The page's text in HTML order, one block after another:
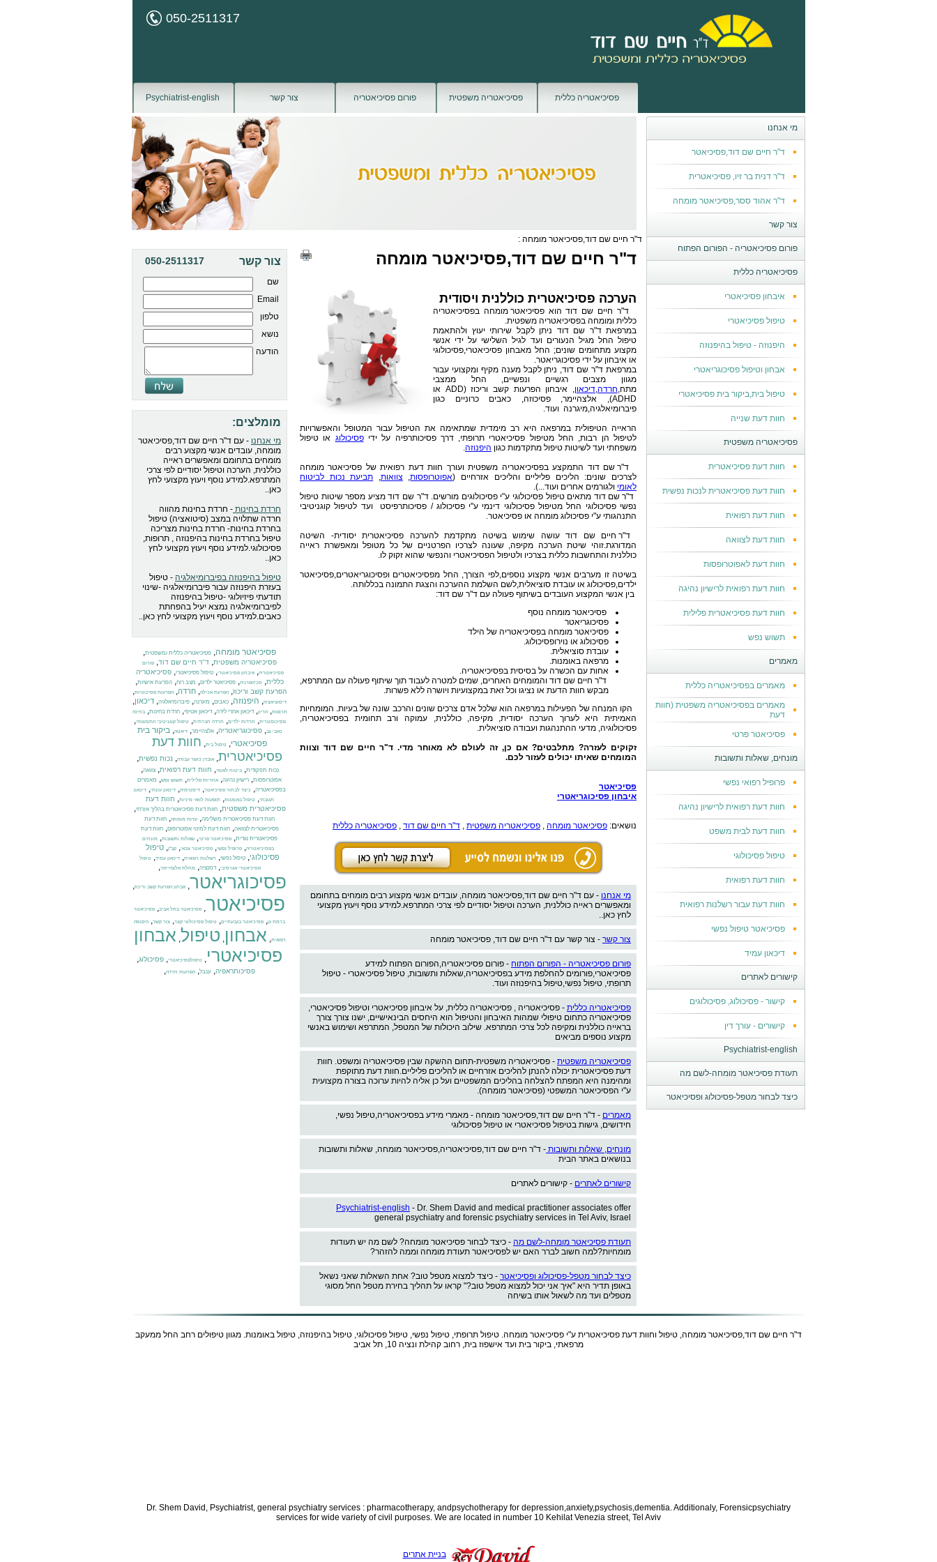
050-2511317
פסיכיאטריה כללית פסיכיאטריה משפטית פורום פסיכיאטריה צור קשר Psychiatrist-english
מי אנחנו
ד"ר חיים שם דוד,פסיכיאטר
ד"ר דנית בר זיו, פסיכיאטרית
ד"ר אהוד ססר,פסיכיאטר מומחה
צור קשר
פורום פסיכיאטריה - הפורום הפתוח
פסיכיאטריה כללית
איבחון פסיכיאטרי
טיפול פסיכיאטרי
היפנוזה - טיפול בהיפנוזה
אבחון וטיפול פסיכוגריאטרי
טיפול בית,ביקור בית פסיכיאטרי
חוות דעת שנייה
פסיכיאטריה משפטית
חוות דעת פסיכיאטרית
חוות דעת פסיכיאטרית לנכות נפשית
חוות דעת רפואית
חוות דעת לצוואה
חוות דעת לאפוטרופסות
חוות דעת רפואית לרישיון נהיגה
חוות דעת פסיכיאטרית פלילית
תשוש נפש
מאמרים
מאמרים בפסיכיאטריה כללית
מאמרים בפסיכיאטריה משפטית (חוות
דעת
פסיכיאטר פרטי
מונחים, שאלות ותשובות
פרופיל רפואי נפשי
חוות דעת רפואית לרישיון נהיגה
חוות דעת לבית משפט
טיפול פסיכולוגי
חוות דעת רפואית
חוות דעת עבור רשלנות רפואית
פסיכיאטר טיפול נפשי
דיכאון עמיד
קישורים לאתרים
קישור - פסיכולוג, פסיכולוגים
קישורים - עורך דין
Psychiatrist-english
תעודת פסיכיאטר מומחה-לשם מה
כיצד לבחור מטפל-פסיכולוג ופסיכיאטר
ד"ר חיים שם דוד,פסיכיאטר מומחה :
ד"ר חיים שם דוד,פסיכיאטר מומחה
הערכה פסיכיאטרית כוללנית ויסודית
ד"ר חיים שם דוד הואפסיכיאטר מומחה בפסיכיאטריה
כללית ומומחה בפסיכיאטריה משפטית.
במרפאת ד"ר שם דוד ניתן לקבל שירותי יעוץ ולהתאמת
טיפול החל מגיל הנעורים ועד לגיל השלישי על ידי אנשי
מקצוע מתחומים שונים; החל מאבחון פסיכיאטרי,פסיכולוגי
או איבחון על ידי פסיכוגריאטר.
במרפאת ד"ר שם דוד, ניתן לקבל מענה מקיף ומקצועי עבור
מגוון מצבים רגשיים ונפשיים, החל ממצבי
מתח,חרדה,דיכאון
, איבחון הפרעות קשב וריכוז (ADD או
ADHD), אלצהיימר, פסיכוזה, כאבים כרוניים כגון
פיברומיאלגיה,מיגרנה ועוד.
הראייה הטיפולית במרפאה היא רב מימדית שמתאימה את הטיפול עבור המטופל והאפשרויות
לטיפול הן רבות, החל מטיפול פסיכיאטרי תרופתי, דרך פסיכותרפיה על ידיפסיכולוג או טיפול
משפחתי ועד לשיטות טיפול מתקדמות כגון היפנוזה.
ד"ר שם דוד התמקצע בפסיכיאטריה משפטית ועורך חוות דעת רפואית של פסיכיאטר מומחה
לצרכים שונים: הליכים פליליים והליכים אזרחיים (אפוטרופסות, צוואות, תביעת נכות לביטוח
לאומי ולגורמים אחרים ועוד...).
ד"ר שם דוד מתאים טיפול פסיכולוגי ע"י פסיכולוגים מורשים. ד"ר שם דוד מציע מספר שיטות טיפול
נפשי פסיכולוגי החל מטיפול פסיכולוגי דינמי ע"י פסיכולוג / פסיכותרפיסט ועד לטיפול קוגניטיבי
התנהגותי ע"י פסיכולוג מומחה או פסיכיאטר.
ד"ר חיים שם דוד עושה שימוש בשיטה מתקדמת להערכה פסיכיאטרית יסודית- השיטה
המדורגת.זוהי שיטת הערכה מקיפה, שעונה לצרכיו הפרטניים של כל מטופל ומאפשרת ראייה
כוללנית והתחשבות כללית בצרכיו ולטיפול הפסיכיאטרי והנפשי שהוא זקוק לו.
בשיטה זו מערבים אנשי מקצוע נוספים,לפי הצורך, החל מפסיכיאטרים ופסיכוגריאטרים,פסיכיאטר
ילדים,פסיכולוג או עובדת סוציאלית,לשם השלמת ההערכה והצגת התמונה בכללותה.
בין אנשי המקצוע העובדים בשיתוף פעולה עם ד"ר שם דוד:
פסיכיאטר מומחה נוסף
פסיכוגריאטר
פסיכיאטר מומחה בפסיכיאטריה של הילד
פסיכולוג או נוירופסיכולוג.
עובדת סוציאלית.
מרפאה באומנות.
אחות עם הכשרה על בסיסית בפסיכיאטריה.
ד"ר חיים שם דוד והמומחים האחרים, שמים למטרה לעבוד תוך שיתוף פעולה עם המתרפא,
מבקש חוות הדעת או נציגו וכל זאת במקצועיות ויושרה ללא פשרות.
הקו המנחה של הפעילות במרפאה הוא שלכל אדם צרכים שונים והרכב שונה של בעיות. המומחיות
האמיתית היא לערוך הערכה יסודית, מקיפה, כוללנית, עמוקה ורב תחומית בפסיכיאטריה,
פסיכולוגיה, מדעי ההתנהגות ועבודה סוציאלית.
זקוקים לעזרה? מתלבטים? אם כן, זה לעולם לא מאוחר מדי. ד"ר חיים שם דוד וצוות
המומחים שאיתו יכולים לעזור לכם.
פסיכיאטר
איבחון פסיכוגריאטרי
נושאים: פסיכיאטר מומחה , פסיכיאטריה משפטית , ד"ר חיים שם דוד , פסיכיאטריה כללית
מי אנחנו - עם ד"ר חיים שם דוד,פסיכיאטר מומחה, עובדים אנשי מקצוע רבים מומחים בתחומם
ומאפשרים ראייה כוללנית, הערכה וטיפול יסודיים לפי צרכי המתרפא.למידע נוסף ויעוץ מקצועי
לחץ כאן..
צור קשר - צור קשר עם ד"ר חיים שם דוד, פסיכיאטר מומחה
פורום פסיכיאטריה - הפורום הפתוח - פורום פסיכיאטריה,הפורום הפתוח למידע
פסיכיאטרי,פורומים להחלפת מידע בפסיכיאטריה,שאלות ותשובות, טיפול פסיכיאטרי - טיפול
תרופתי, טיפול נפשי,טיפול בהיפנוזה ועוד.
פסיכיאטריה כללית - פסיכיאטריה , פסיכיאטריה כללית, על איבחון פסיכיאטרי וטיפול פסיכיאטרי,
פסיכיאטריה כתחום טיפולי שמהות האיבחון והטיפול הוא היחסים הבינאישיים, ישנו צורך צורך
בראייה כוללנית ומקיפה לכל צרכי המתרפא. שילוב היכולות של המטפל, המתרפא ושימוש באנשי
מקצוע נוספים מביאים
פסיכיאטריה משפטית - פסיכיאטריה משפטית-תחום ההשקה שבין פסיכיאטריה ומשפט. חוות
דעת פסיכיאטרית יכולה להנתן להליכים אזרחיים או להליכים פליליים.חוות דעת מתוקפת
ומהימנה היא המפתח להצלחה בהליכים המשפטיים ועל כן אליה להיות ערוכה בצורה מקצועית
ע"י הפסיכיאטר המשפטי (פסיכיאטר מומחה).
מאמרים - ד"ר חיים שם דוד,פסיכיאטר מומחה - מאמרי מידע בפסיכיאטריה,טיפול נפשי,
חידושים, גישות בטיפול פסיכיאטרי או טיפול פסיכולוגי
מונחים, שאלות ותשובות - ד"ר חיים שם דוד,פסיכיאטריה,פסיכיאטר מומחה, שאלות ותשובות
בנושאים באתר הבית
קישורים לאתרים - קישורים לאתרים
Psychiatrist-english - Dr. Shem David and medical practitioner associates offer
general psychiatry and forensic psychiatry services in Tel Aviv, Israel
תעודת פסיכיאטר מומחה-לשם מה - כיצד לבחור פסיכיאטר מומחה? לשם מה יש תעודות
מומחיות?למה חשוב לברר האם יש לפסיכיאטר תעודת מומחה וממה להזהר?
כיצד לבחור מטפל-פסיכולוג ופסיכיאטר - כיצד למצוא מטפל טוב? אחת השאלות שאני נשאל
באופן תדיר היא "איך אני יכול למצוא מטפל טוב?" קראו על תהליך בחירת מטפל החל מסוגי
מטפלים ועד מה לשאול אותו בשיחה
050-2511317 צור קשר
שם
Email
טלפון
נושא
הודעה
מומלצים:
מי אנחנו - עם ד"ר חיים שם דוד,פסיכיאטר
מומחה, עובדים אנשי מקצוע רבים
מומחים בתחומם ומאפשרים ראייה
כוללנית, הערכה וטיפול יסודיים לפי צרכי
המתרפא.למידע נוסף ויעוץ מקצועי לחץ
כאן..
חרדת בחינות - חרדת בחינות מהווה
חרדה שתלויה במצב (סיטואציה) טיפול
בחרדת בחינות- חרדת בחינות מצריכה
טיפול בחרדת בחינות בהיפנוזה , תרופות,
פסיכולוגי.למידע נוסף ויעוץ מקצועי לחץ
כאן..
טיפול בהיפנוזה בפיברומיאלגיה - טיפול
בעזרת היפנוזה עבור פיברומיאלגיה -שינוי
תודעתי פיזיולוגי -טיפול בהיפנוזה
לפיברומיאלגיה נמצא יעיל בהפחתת
כאבים.למידע נוסף ויעוץ מקצועי לחץ כאן..
פסיכיאטר מומחה, פסיכיאטריה כללית ומשפטית,
פסיכיאטריה משפטית, ד"ר חיים שם דוד, פורום
פסיכיאטריה,איבחון פסיכיאטרי,טיפול פסיכיאטרי,פסיכיאטריה
כללית, סכיזופרניה, פסיכיאטר ילדים, מצב רוח, הפרעת אישיות,
הפרעת קשב וריכוז, הפרעת אכילה, חרדה, הפרעות פסיכוטיות,
דיסוציאציה, היפנוזה, כאבים, מיגרנה, פיברומיאלגיה, דיכאון,
תרופות,הריון,דיכאון אחרי לידה,דיכאון אטיפי,חרדת בחינות,בחינה
פסיכומטרית, חרדות ילדים, חרדה חברתית,טיפול קוגניטיבי התנהגותי,
כאבי גב,פסיכוגריאטריה,אלצהיימר,דיאטה,ביקור בית
פסיכיאטרי, טיפול בית, חוות דעת
פסיכיאטרית, אובדן כושר עבודה, נכות נפשית,
נכות תפקודית,ביטוח לאומי, חוות דעת רפואית,צוואה,
אפוטרופסות, רישיון נהיגה, אחריות פלילית, תשוש נפש, מאמרים
בפסיכיאטריה,כיצד לבחור פסיכיאטר,דיסטימיה,דיכאון עונתי,דיכאון
תגובתי,טיפול באומנות,תופעות לוואי מיניות, חוות דעת
פסיכיאטרית משפטית,חוות דעת פסיכיאטרית בהליך אזרחי,
חוות דעת פסיכיאטרית משלימה, עדות מומחה, חוות דעת
פסיכיאטרית לצוואה,חוות דעת למינוי אפוטרופוס,חוות דעת
פסיכיאטרית נגדית,פסיכיאטר פרטי,שאלות ותשובות,מונחים
בפסיכיאטריה,פרופיל נפשי,פסיכיאטר צבאי,קב"ן,טיפול
פסיכולוגי, טיפול נפשי, רשלנות רפואית, דיכאון עמיד, טיפול
פסיכיאטרי אגרסיבי,דמנציה, מחלת אלצהיימר,
פסיכוגריאטר, אבחון הפרעת קשב וריכוז,
פסיכיאטר, פסיכיאטר בתל אביב, פסיכיאטר
ברמת גן, פסיכיאטר בגבעתיים, טיפול פסיכולוגי קצר, צור קשר, היפנוזה
רפואית, אבחון, טיפול, אבחון
פסיכיאטרי, טיפולפסיכיאטרי, פסיכולוג,
פסיכותראפיה, ענבל, הפרעות חרדה,
ד"ר חיים שם דוד,פסיכיאטר מומחה, טיפול וחוות דעת פסיכיאטרית ע"י פסיכיאטר מומחה. טיפול תרופתי, טיפול נפשי, טיפול פסיכולוגי, טיפול בהיפנוזה, טיפול באומנות. מגוון טיפולים רחב החל ממעקב
מרפאתי, ביקור בית ועד אישפוז בית, רחוב קהילת ונציה 10, תל אביב
Dr. Shem David, Psychiatrist, general psychiatry services : pharmacotherapy, andpsychotherapy for depression,anxiety,psychosis,dementia. Additionaly, Forensicpsychiatry
services for wide variety of civil purposes. We are located in number 10 Kehilat Venezia street, Tel Aviv
בניית אתרים